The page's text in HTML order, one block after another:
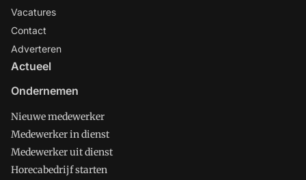
Vacatures
Contact
Adverteren
Actueel
Ondernemen
Nieuwe medewerker
Medewerker in dienst
Medewerker uit dienst
Horecabedrijf starten